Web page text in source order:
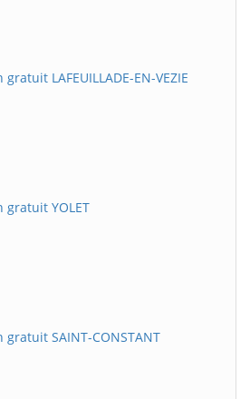
LAFEUILLADE-EN-VEZIE
YOLET
SAINT-CONSTANT